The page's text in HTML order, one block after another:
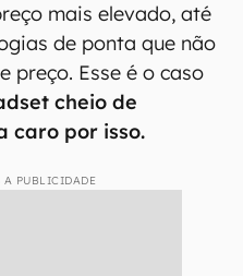
mais elevado, até
de ponta que não
preço. Esse é o caso
cheio de
caro por isso.
A PUBLICIDADE